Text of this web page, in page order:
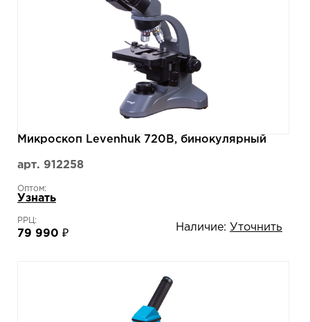
Микроскоп Levenhuk 720B, бинокулярный
арт. 912258
Оптом:
Узнать
РРЦ:
79 990 ₽
Наличие: Уточнить